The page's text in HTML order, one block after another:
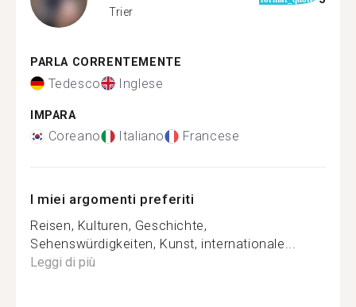
Trier
PARLA CORRENTEMENTE
Tedesco Inglese
IMPARA
Coreano Italiano Francese
I miei argomenti preferiti
Reisen, Kulturen, Geschichte,
Sehenswürdigkeiten, Kunst, internationale...
Leggi di più